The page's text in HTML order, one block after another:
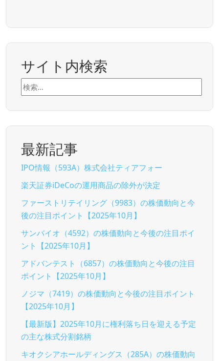
サイト内検索
検
索:
最新記事
IPO情報（593A）株式会社ティアフォー
楽天証券iDeCoの運用商品の除外が決定
ファーストリテイリング（9983）の株価動向と今
後の注目ポイント【2025年10月】
サンバイオ（4592）の株価動向と今後の注目ポイ
ント【2025年10月】
アドバンテスト（6857）の株価動向と今後の注目
ポイント【2025年10月】
ノジマ（7419）の株価動向と今後の注目ポイント
【2025年10月】
【最新版】2025年10月に権利落ち日を迎える予定
の主な株式分割銘柄
キオクシアホールディングス（285A）の株価動向